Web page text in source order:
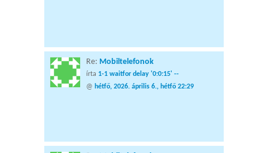
Re: Mobiltelefonok
írta 1-1 waitfor delay '0:0:15' --
@ hétfő, 2026. április 6., hétfő 22:29